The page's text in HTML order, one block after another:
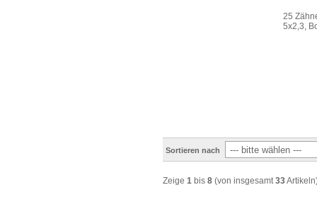
25
5x2,3,
Sortieren nach
Zeige 1 bis 8 (von insgesamt33